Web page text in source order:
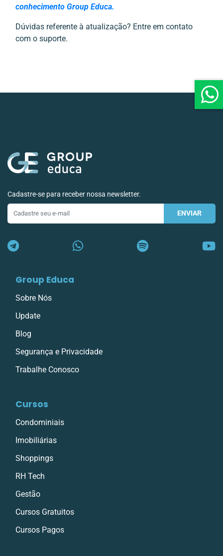
conhecimento Group Educa.
Dúvidas referente à atualização? Entre em contato
com o suporte.
Cadastre-se para receber nossa newsletter.
ENVIAR
Group Educa
Sobre Nós
Update
Blog
Segurança e Privacidade
Trabalhe Conosco
Cursos
Condominiais
Imobiliárias
Shoppings
RH Tech
Gestão
Cursos Gratuitos
Cursos Pagos